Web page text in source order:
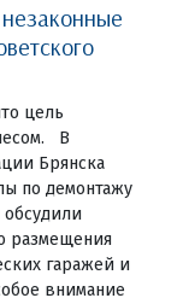
цель
В
Брянска
по демонтажу
обсудили
размещения
гаражей и
внимание